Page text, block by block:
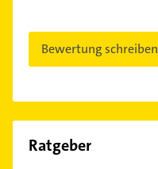
Bewertung schreiben
Ratgeber